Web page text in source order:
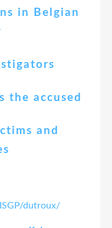
in Belgian
the accused
and
dutroux/